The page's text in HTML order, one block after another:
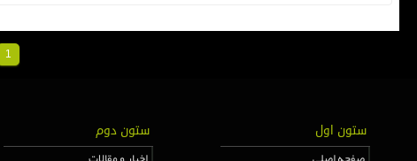
1
ستون اول ستون دوم